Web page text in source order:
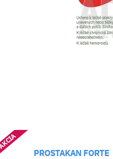
PROSTAKAN FORTE